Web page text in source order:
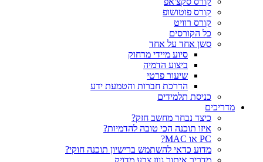
קורס פוטושופ
קורס רוויט
כל הקורסים
סשן אחד על אחד
סיוע מיידי מרחוק
ביצוע הדמיה
שיעור פרטי
הדרכת חברות והטמעת ידע
כניסת תלמידים
מדריכים
כיצד נבחר מחשב חזק?
איזו תוכנה הכי טובה להדמיות?‎‎
PC או MAC?
מדוע כדאי להשתמש ברישיון תוכנה חוקי?
מדריך איתור גוון צבע מדויק